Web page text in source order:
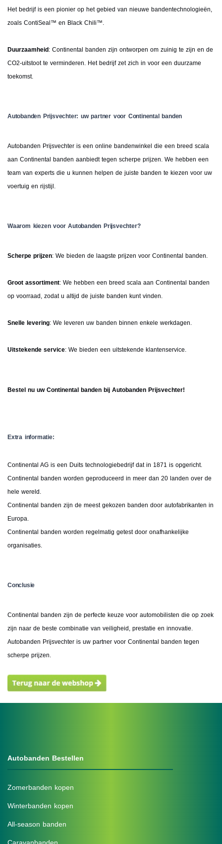
Het bedrijf is een pionier op het gebied van nieuwe bandentechnologieën,
zoals ContiSeal™ en Black Chili™.
Duurzaamheid : Continental banden zijn ontworpen om zuinig te zijn en de
CO2-uitstoot te verminderen. Het bedrijf zet zich in voor een duurzame
toekomst.
Autobanden Prijsvechter: uw partner voor Continental banden
Autobanden Prijsvechter is een online bandenwinkel die een breed scala
aan Continental banden aanbiedt tegen scherpe prijzen. We hebben een
team van experts die u kunnen helpen de juiste banden te kiezen voor uw
voertuig en rijstijl.
Waarom kiezen voor Autobanden Prijsvechter?
Scherpe prijzen: We bieden de laagste prijzen voor Continental banden.
Groot assortiment: We hebben een breed scala aan Continental banden
op voorraad, zodat u altijd de juiste banden kunt vinden.
Snelle levering: We leveren uw banden binnen enkele werkdagen.
Uitstekende service: We bieden een uitstekende klantenservice.
Bestel nu uw Continental banden bij Autobanden Prijsvechter!
Extra informatie:
Continental AG is een Duits technologiebedrijf dat in 1871 is opgericht.
Continental banden worden geproduceerd in meer dan 20 landen over de
hele wereld.
Continental banden zijn de meest gekozen banden door autofabrikanten in
Europa.
Continental banden worden regelmatig getest door onafhankelijke
organisaties.
Conclusie
Continental banden zijn de perfecte keuze voor automobilisten die op zoek
zijn naar de beste combinatie van veiligheid, prestatie en innovatie.
Autobanden Prijsvechter is uw partner voor Continental banden tegen
scherpe prijzen.
Autobanden Bestellen
Zomerbanden kopen
Winterbanden kopen
All-season banden